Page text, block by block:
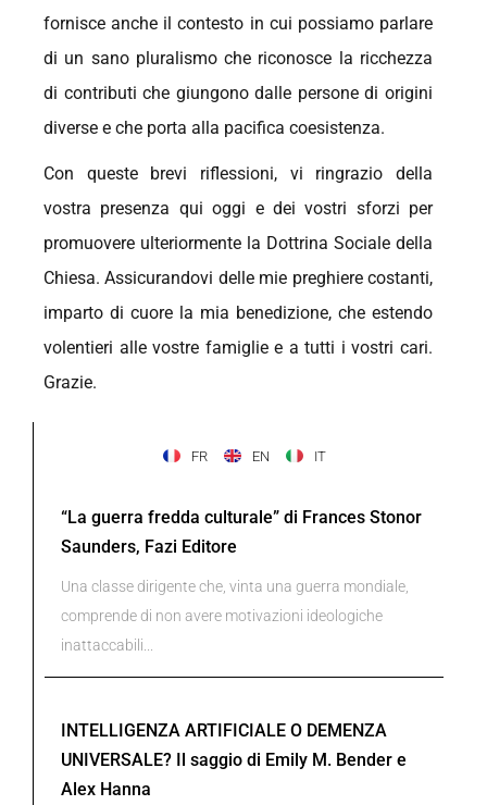
fornisce anche il contesto in cui possiamo parlare
di un sano pluralismo che riconosce la ricchezza
di contributi che giungono dalle persone di origini
diverse e che porta alla pacifica coesistenza.
Con queste brevi riflessioni, vi ringrazio della
vostra presenza qui oggi e dei vostri sforzi per
promuovere ulteriormente la Dottrina Sociale della
Chiesa. Assicurandovi delle mie preghiere costanti,
imparto di cuore la mia benedizione, che estendo
volentieri alle vostre famiglie e a tutti i vostri cari.
Grazie.
FR EN IT
“La guerra fredda culturale” di Frances Stonor
Saunders, Fazi Editore
Una classe dirigente che, vinta una guerra mondiale,
comprende di non avere motivazioni ideologiche
inattaccabili...
INTELLIGENZA ARTIFICIALE O DEMENZA
UNIVERSALE? Il saggio di Emily M. Bender e
Alex Hanna